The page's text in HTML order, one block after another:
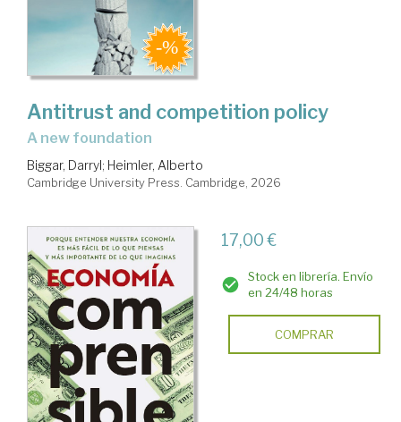
Antitrust and competition policy
a new foundation
Biggar, Darryl; Heimler, Alberto
Cambridge University Press. Cambridge, 2026
17,00 €
Stock en librería. Envío
en 24/48 horas
COMPRAR